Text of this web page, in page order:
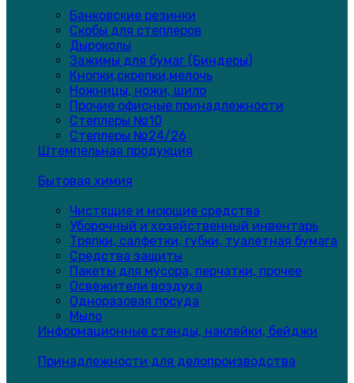
Банковские резинки
Скобы для степлеров
Дыроколы
Зажимы для бумаг (Биндеры)
Кнопки,скрепки,мелочь
Ножницы, ножи, шило
Прочие офисные принадлежности
Степлеры №10
Степлеры №24/26
Штемпельная продукция
Бытовая химия
Чистящие и моющие средства
Уборочный и хозяйственный инвентарь
Тряпки, салфетки, губки, туалетная бумага
Средства защиты
Пакеты для мусора, перчатки, прочее
Освежители воздуха
Одноразовая посуда
Мыло
Информационные стенды, наклейки, бейджи
Принадлежности для делопроизводства